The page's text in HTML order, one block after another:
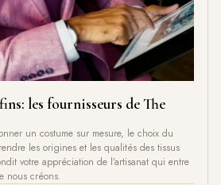
les fournisseurs de The
un costume sur mesure, le choix du
les origines et les qualités des tissus
votre appréciation de l’artisanat qui entre
nous créons.